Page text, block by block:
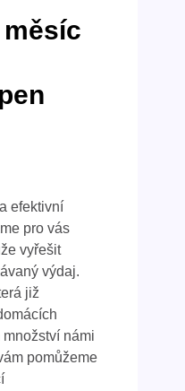
efektivní
pro vás
vyřešit
výdaj.
již
námi
pomůžeme